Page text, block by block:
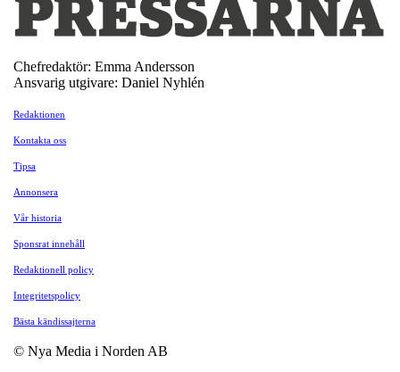
Chefredaktör: Emma Andersson
Ansvarig utgivare: Daniel Nyhlén
Redaktionen
Kontakta oss
Tipsa
Annonsera
Vår historia
Sponsrat innehåll
Redaktionell policy
Integritetspolicy
Bästa kändissajterna
© Nya Media i Norden AB